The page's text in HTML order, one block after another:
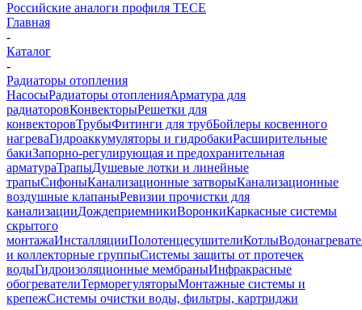
Российские аналоги профиля TECE
Главная
-
Каталог
-
Радиаторы отопления
НасосыРадиаторы отопленияАрматура для
радиаторовКонвекторыРешетки для
конвекторовТрубыФитинги для трубБойлеры косвенного
нагреваГидроаккумуляторы и гидробакиРасширительные
бакиЗапорно-регулирующая и предохранительная
арматураТрапыДушевые лотки и линейные
трапыСифоныКанализационные затворыКанализационные
воздушные клапаныРевизии прочистки для
канализацииДождеприемникиВоронкиКаркасные системы
скрытого
монтажаИнсталляцииПолотенцесушителиКотлы
и коллекторные группыСистемы защиты от протечек
водыГидроизоляционные мембраныИнфракрасные
обогревателиТерморегуляторыМонтажные системы и
крепежСистемы очистки воды, фильтры, картриджи